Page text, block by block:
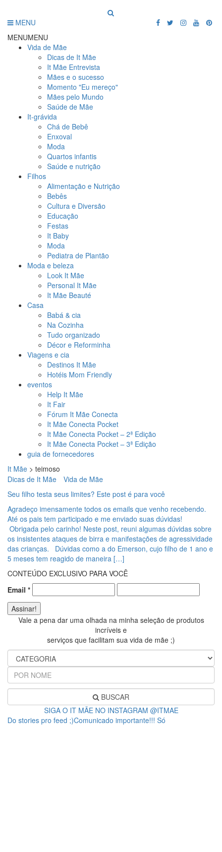
MENU
MENUMENU
Vida de Mãe
Dicas de It Mãe
It Mãe Entrevista
Mães e o sucesso
Momento "Eu mereço"
Mães pelo Mundo
Saúde de Mãe
It-grávida
Chá de Bebê
Enxoval
Moda
Quartos infantis
Saúde e nutrição
Filhos
Alimentação e Nutrição
Bebês
Cultura e Diversão
Educação
Festas
It Baby
Moda
Pediatra de Plantão
Moda e beleza
Look It Mãe
Personal It Mãe
It Mãe Beauté
Casa
Babá & cia
Na Cozinha
Tudo organizado
Décor e Reforminha
Viagens e cia
Destinos It Mãe
Hotéis Mom Friendly
eventos
Help It Mãe
It Fair
Fórum It Mãe Conecta
It Mãe Conecta Pocket
It Mãe Conecta Pocket – 2ª Edição
It Mãe Conecta Pocket – 3ª Edição
guia de fornecedores
It Mãe > teimoso
Dicas de It Mãe
Vida de Mãe
Seu filho testa seus limites? Este post é para você
Agradeço imensamente todos os emails que venho recebendo.
Até os pais tem participado e me enviado suas dúvidas!
Obrigada pelo carinho! Neste post, reuni algumas dúvidas sobre
os insistentes ataques de birra e manifestações de agressividade
das crianças. Dúvidas como a do Emerson, cujo filho de 1 ano e
5 meses tem reagido de maneira […]
CONTEÚDO EXCLUSIVO PARA VOCÊ
Email *
Vale a pena dar uma olhada na minha seleção de produtos
incríveis e
serviços que facilitam sua vida de mãe ;)
BUSCAR
SIGA O IT MÃE NO INSTAGRAM @ITMAE
Do stories pro feed ;)Comunicado importante!!! Só